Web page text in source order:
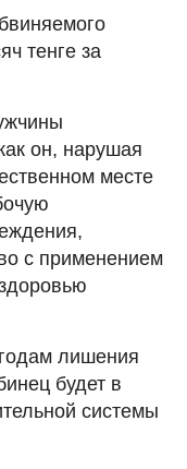
тенге за
он, нарушая
месте
с применением
лишения
будет в
системы